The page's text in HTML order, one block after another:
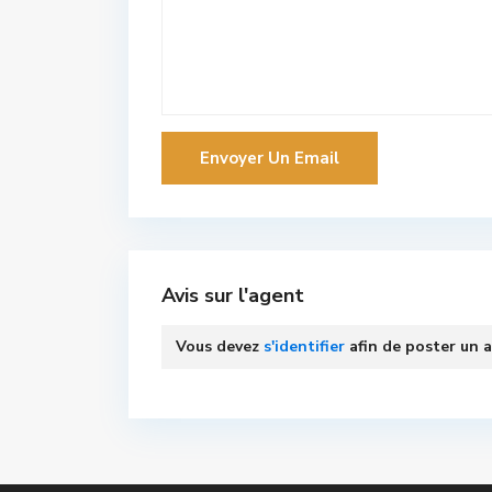
Avis sur l'agent
Vous devez s'identifier afin de poster un